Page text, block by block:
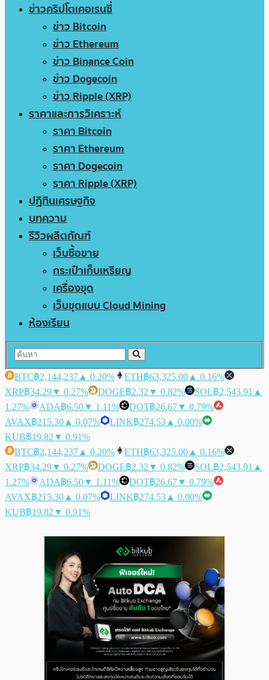
ข่าวคริปโตเคอเรนซี่
ข่าว Bitcoin
ข่าว Ethereum
ข่าว Binance Coin
ข่าว Dogecoin
ข่าว Ripple (XRP)
ราคาและการวิเคราะห์
ราคา Bitcoin
ราคา Ethereum
ราคา Dogecoin
ราคา Ripple (XRP)
ปฏิทินเศรษฐกิจ
บทความ
รีวิวผลิตภัณฑ์
เว็บซื้อขาย
กระเป๋าเก็บเหรียญ
เครื่องขุด
เว็บขุดแบบ Cloud Mining
ห้องเรียน
BTC฿2,144,237 ▲ 0.20% ETH฿63,325.00 ▲ 0.16%
XRP฿34.29▼ 0.27% DOGE฿2.32 ▼ 0.82% SOL฿2,543.91 ▲
1.27%
ADA฿6.50▼ 1.11% DOT฿26.67▼ 0.79%
AVAX฿215.30 ▲ 0.07% LINK฿274.53 ▲ 0.00%
KUB฿19.82 ▼ 0.91%
BTC฿2,144,237 ▲ 0.20% ETH฿63,325.00 ▲ 0.16%
XRP฿34.29▼ 0.27% DOGE฿2.32 ▼ 0.82% SOL฿2,543.91 ▲
1.27%
ADA฿6.50▼ 1.11% DOT฿26.67▼ 0.79%
AVAX฿215.30 ▲ 0.07% LINK฿274.53 ▲ 0.00%
KUB฿19.82 ▼ 0.91%